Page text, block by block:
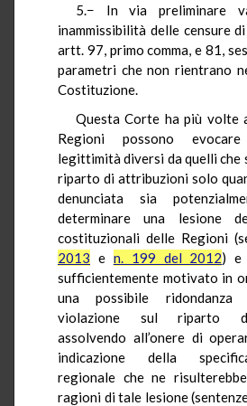
5.− In via preliminare
inammissibilità delle censure
artt. 97, primo comma, e 81,
parametri che non rientrano
Costituzione.
Questa Corte ha più volte
Regioni possono
legittimità diversi da quelli che
riparto di attribuzioni solo
denunciata sia
determinare una lesione
costituzionali delle Regioni
2013 e n. 199 del 2012) e
sufficientemente motivato in
una possibile ridondanza
violazione sul riparto di
assolvendo all’onere di
indicazione della
regionale che ne
ragioni di tale lesione